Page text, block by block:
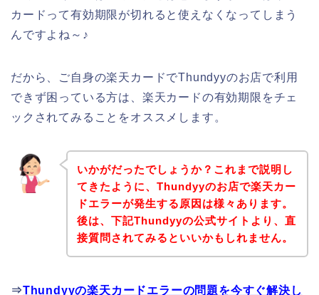
カードって有効期限が切れると使えなくなってしまう
んですよね～♪
だから、ご自身の楽天カードでThundyyのお店で利用
できず困っている方は、楽天カードの有効期限をチェ
ックされてみることをオススメします。
いかがだったでしょうか？これまで説明し
てきたように、Thundyyのお店で楽天カー
ドエラーが発生する原因は様々あります。
後は、下記Thundyyの公式サイトより、直
接質問されてみるといいかもしれません。
⇒Thundyyの楽天カードエラーの問題を今すぐ解決し